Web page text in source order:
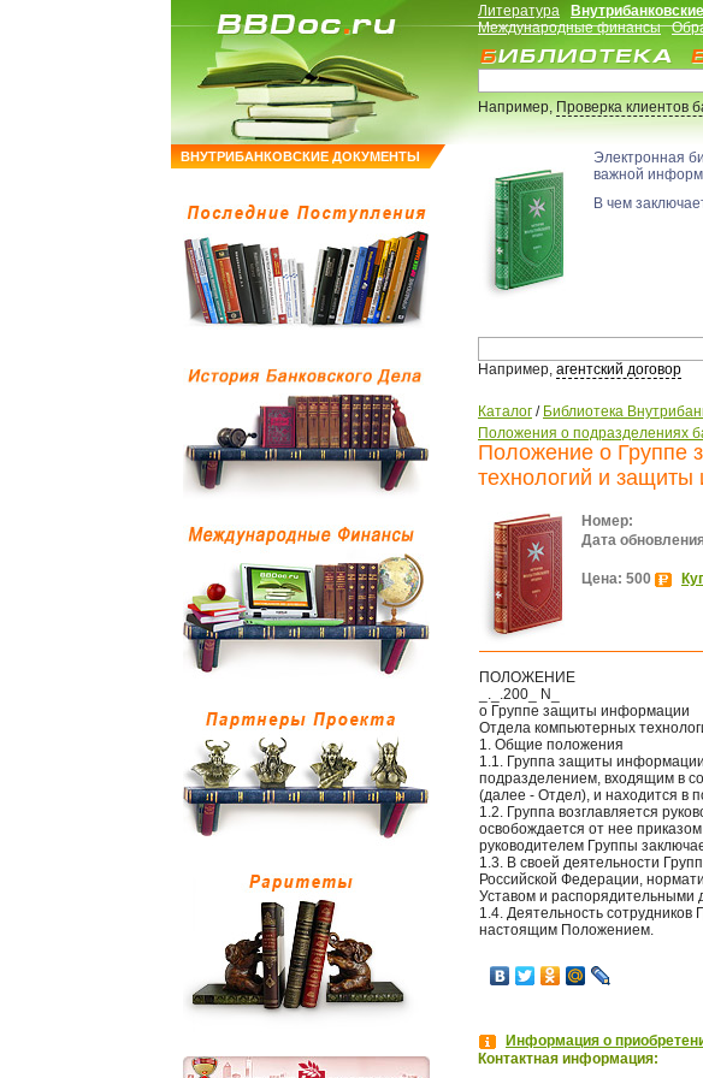
ВНУТРИБАНКОВСКИЕ ДОКУМЕНТЫ
Литература
Международные финансы
Например,Проверка клиентов
Электронная
важной
В чем
Например, агентский договор
Каталог / Библиотека
Положения о подразделениях
Положение о Группе
технологий и
Номер:
Дата
Цена: 500
ПОЛОЖЕНИЕ
_._.200_ N_
о Группе защиты информации
Отдела компьютерных
1. Общие положения
1.1. Группа защиты
подразделением, входящим в
(далее - Отдел), и находится в
1.2. Группа возглавляется
освобождается от нее
руководителем Группы
1.3. В своей деятельности
Российской Федерации,
Уставом и
1.4. Деятельность
настоящим Положением.
Информация о
Контактная информация: